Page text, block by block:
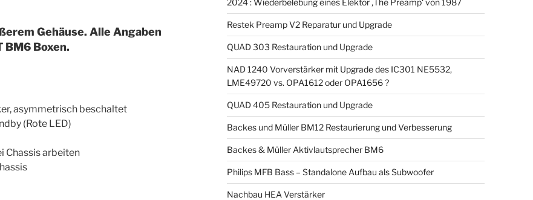
Gehäuse. Alle Angaben
BM6 Boxen.
asymmetrisch beschaltet
(Rote LED)
Chassis arbeiten
Restek Preamp V2 Reparatur und Upgrade
QUAD 303 Restauration und Upgrade
NAD 1240 Vorverstärker mit Upgrade des IC301 NE5532,
LME49720 vs. OPA1612 oder OPA1656 ?
QUAD 405 Restauration und Upgrade
Backes und Müller BM12 Restaurierung und Verbesserung
Backes & Müller Aktivlautsprecher BM6
Philips MFB Bass – Standalone Aufbau als Subwoofer
Nachbau HEA Verstärker